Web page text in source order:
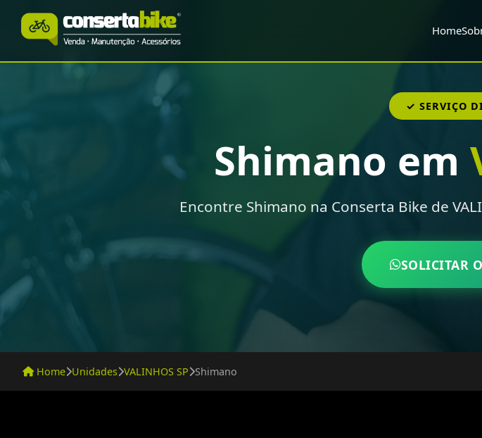
Home
✓ SERVIÇO
Shimano em
Encontre Shimano na Conserta Bike de
SOLICITAR
Home Unidades VALINHOS SP Shimano